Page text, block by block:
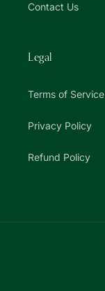
Contact Us
Legal
Terms of Service
Privacy Policy
Refund Policy